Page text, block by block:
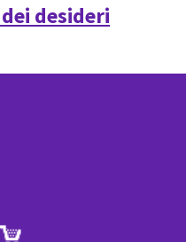
desideri